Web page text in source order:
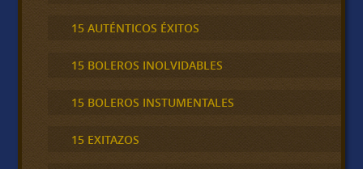
15 AUTÉNTICOS ÉXITOS
15 BOLEROS INOLVIDABLES
15 BOLEROS INSTUMENTALES
15 EXITAZOS